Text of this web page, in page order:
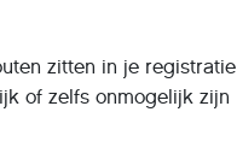
zitten in je registratie
of zelfs onmogelijk zijn